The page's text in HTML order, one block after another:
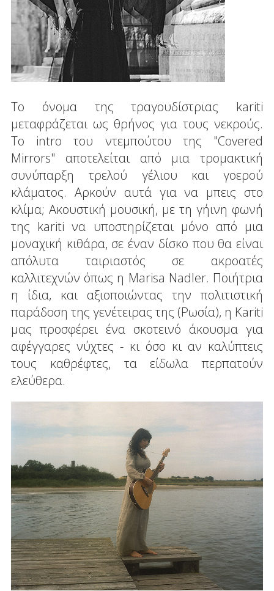
Το όνομα της τραγουδίστριας kariti
μεταφράζεται ως θρήνος για τους νεκρούς.
Το intro του ντεμπούτου της "Covered
Mirrors" αποτελείται από μια τρομακτική
συνύπαρξη τρελού γέλιου και γοερού
κλάματος. Αρκούν αυτά για να μπεις στο
κλίμα; Ακουστική μουσική, με τη γήινη φωνή
της kariti να υποστηρίζεται μόνο από μια
μοναχική κιθάρα, σε έναν δίσκο που θα είναι
απόλυτα ταιριαστός σε ακροατές
καλλιτεχνών όπως η Marisa Nadler. Ποιήτρια
η ίδια, και αξιοποιώντας την πολιτιστική
παράδοση της γενέτειρας της (Ρωσία), η Kariti
μας προσφέρει ένα σκοτεινό άκουσμα για
αφέγγαρες νύχτες - κι όσο κι αν καλύπτεις
τους καθρέφτες, τα είδωλα περπατούν
ελεύθερα.